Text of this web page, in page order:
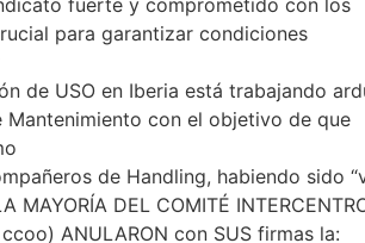
fuerte y comprometido con los
para garantizar condiciones
de USO en Iberia está trabajando
Mantenimiento con el objetivo de que
de Handling, habiendo sido
MAYORÍA DEL COMITÉ
ANULARON con SUS firmas la: